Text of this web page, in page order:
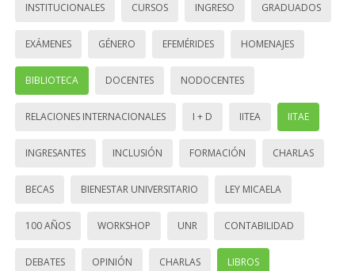
INSTITUCIONALES CURSOS INGRESO GRADUADOS
EXÁMENES GÉNERO EFEMÉRIDES HOMENAJES
BIBLIOTECA DOCENTES NODOCENTES
RELACIONES INTERNACIONALES I + D IITEA IITAE
INGRESANTES INCLUSIÓN FORMACIÓN CHARLAS
BECAS BIENESTAR UNIVERSITARIO LEY MICAELA
100 AÑOS WORKSHOP UNR CONTABILIDAD
DEBATES OPINIÓN CHARLAS LIBROS